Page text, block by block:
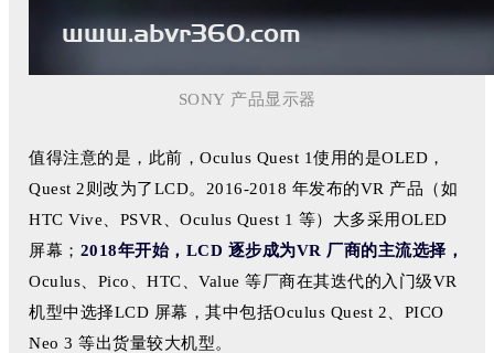
SONY 产品显示器
值得注意的是，此前，Oculus Quest 1使用的是OLED，
Quest 2则改为了LCD。2016-2018 年发布的VR 产品（如
HTC Vive、PSVR、Oculus Quest 1 等）大多采用OLED
屏幕； 2018年开始，LCD 逐步成为VR 厂商的主流选择，
Oculus、Pico、HTC、Value 等厂商在其迭代的入门级VR
机型中选择LCD 屏幕，其中包括Oculus Quest 2、PICO
Neo 3 等出货量较大机型。